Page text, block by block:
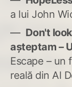
a lui John
Don't
așteptam –
Escape – un
reală din Al